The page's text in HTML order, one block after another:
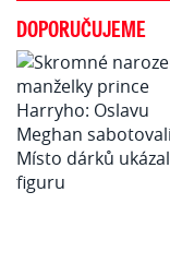
DOPORUČUJEME